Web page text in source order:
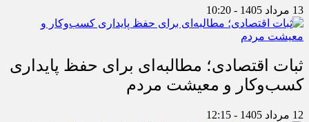
13 مرداد 1405 - 10:20
ثبات اقتصادی؛ مطالبه‌ای برای حفظ پایداری
کسب‌وکار و معیشت مردم
12 مرداد 1405 - 12:15